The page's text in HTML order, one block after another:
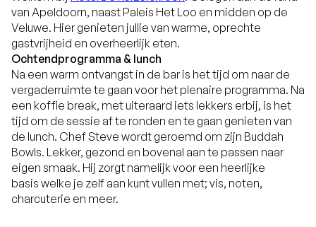
van Apeldoorn, naast Paleis Het Loo en midden op de
Veluwe. Hier genieten jullie van warme, oprechte
gastvrijheid en overheerlijk eten.
Ochtendprogramma & lunch
Na een warm ontvangst in de bar is het tijd om naar de
vergaderruimte te gaan voor het plenaire programma. Na
een koffie break, met uiteraard iets lekkers erbij, is het
tijd om de sessie af te ronden en te gaan genieten van
de lunch. Chef Steve wordt geroemd om zijn Buddah
Bowls. Lekker, gezond en bovenal aan te passen naar
eigen smaak. Hij zorgt namelijk voor een heerlijke
basis welke je zelf aan kunt vullen met; vis, noten,
charcuterie en meer.